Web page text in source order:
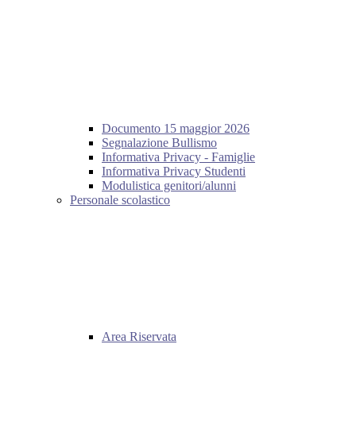
Documento 15 maggior 2026
Segnalazione Bullismo
Informativa Privacy - Famiglie
Informativa Privacy Studenti
Modulistica genitori/alunni
Personale scolastico
Area Riservata